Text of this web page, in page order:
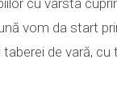
vom da start
de vară, cu